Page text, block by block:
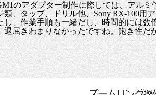
のアダプター制作に際しては、アルミ
類、タップ、ドリル他、Sony RX-100用
し、作業手順も一緒だし、時間的には数
退屈きわまりなかったですね。飽き性だ